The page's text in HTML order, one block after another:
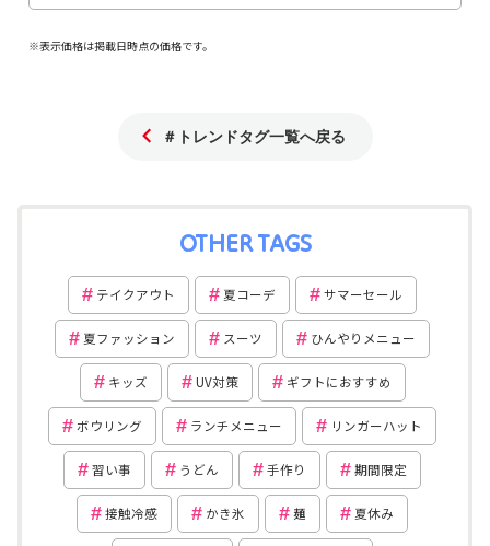
※表示価格は掲載日時点の価格です。
＃トレンドタグ一覧へ戻る
OTHER TAGS
テイクアウト 夏コーデ サマーセール
夏ファッション スーツ ひんやりメニュー
キッズ UV対策 ギフトにおすすめ
ボウリング ランチメニュー リンガーハット
習い事 うどん 手作り 期間限定
接触冷感 かき氷 麺 夏休み